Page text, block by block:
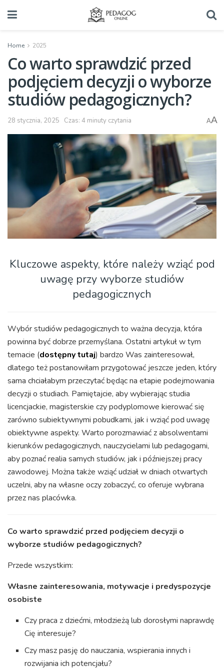
Home 2025
Co warto sprawdzić przed
podjęciem decyzji o wyborze
studiów pedagogicznych?
28 stycznia, 2025 Czas: 4 minuty czytania AA
Kluczowe aspekty, które należy wziąć pod
uwagę przy wyborze studiów
pedagogicznych
Wybór studiów pedagogicznych to ważna decyzja, która
powinna być dobrze przemyślana. Ostatni artykuł w tym
temacie (dostępny tutaj) bardzo Was zainteresował,
dlatego też postanowiłam przygotować jeszcze jeden, który
sama chciałabym przeczytać będąc na etapie podejmowania
decyzji o studiach. Pamiętajcie, aby wybierając studia
licencjackie, magisterskie czy podyplomowe kierować się
zarówno subiektywnymi pobudkami, jak i wziąć pod uwagę
obiektywne aspekty. Warto porozmawiać z absolwentami
kierunków pedagogicznych, nauczycielami lub pedagogami,
aby poznać realia samych studiów, jak i późniejszej pracy
zawodowej. Można także wziąć udział w dniach otwartych
uczelni, aby na własne oczy zobaczyć, co oferuje wybrana
przez nas placówka.
Co warto sprawdzić przed podjęciem decyzji o
wyborze studiów pedagogicznych?
Przede wszystkim:
Własne zainteresowania, motywacje i predyspozycje
osobiste
Czy praca z dziećmi, młodzieżą lub dorosłymi naprawdę
Cię interesuje?
Czy masz pasję do nauczania, wspierania innych i
rozwijania ich potencjału?